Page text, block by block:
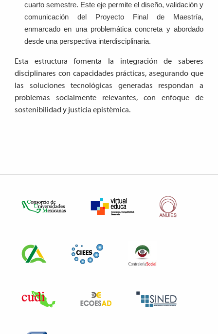
cuarto semestre. Este eje permite el diseño, validación y
comunicación del Proyecto Final de Maestría,
enmarcado en una problemática concreta y abordado
desde una perspectiva interdisciplinaria.
Esta estructura fomenta la integración de saberes
disciplinares con capacidades prácticas, asegurando que
las soluciones tecnológicas generadas respondan a
problemas socialmente relevantes, con enfoque de
sostenibilidad y justicia epistémica.